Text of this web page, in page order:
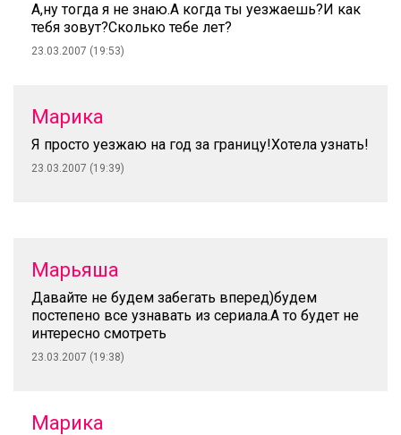
А,ну тогда я не знаю.А когда ты уезжаешь?И как
тебя зовут?Сколько тебе лет?
23.03.2007 (19:53)
Марика
Я просто уезжаю на год за границу!Хотела узнать!
23.03.2007 (19:39)
Марьяша
Давайте не будем забегать вперед)будем
постепено все узнавать из сериала.А то будет не
интересно смотреть
23.03.2007 (19:38)
Марика